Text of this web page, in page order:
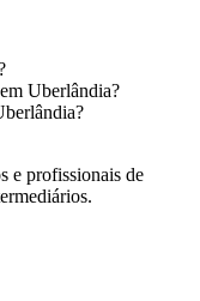
em Uberlândia?
?
e profissionais de